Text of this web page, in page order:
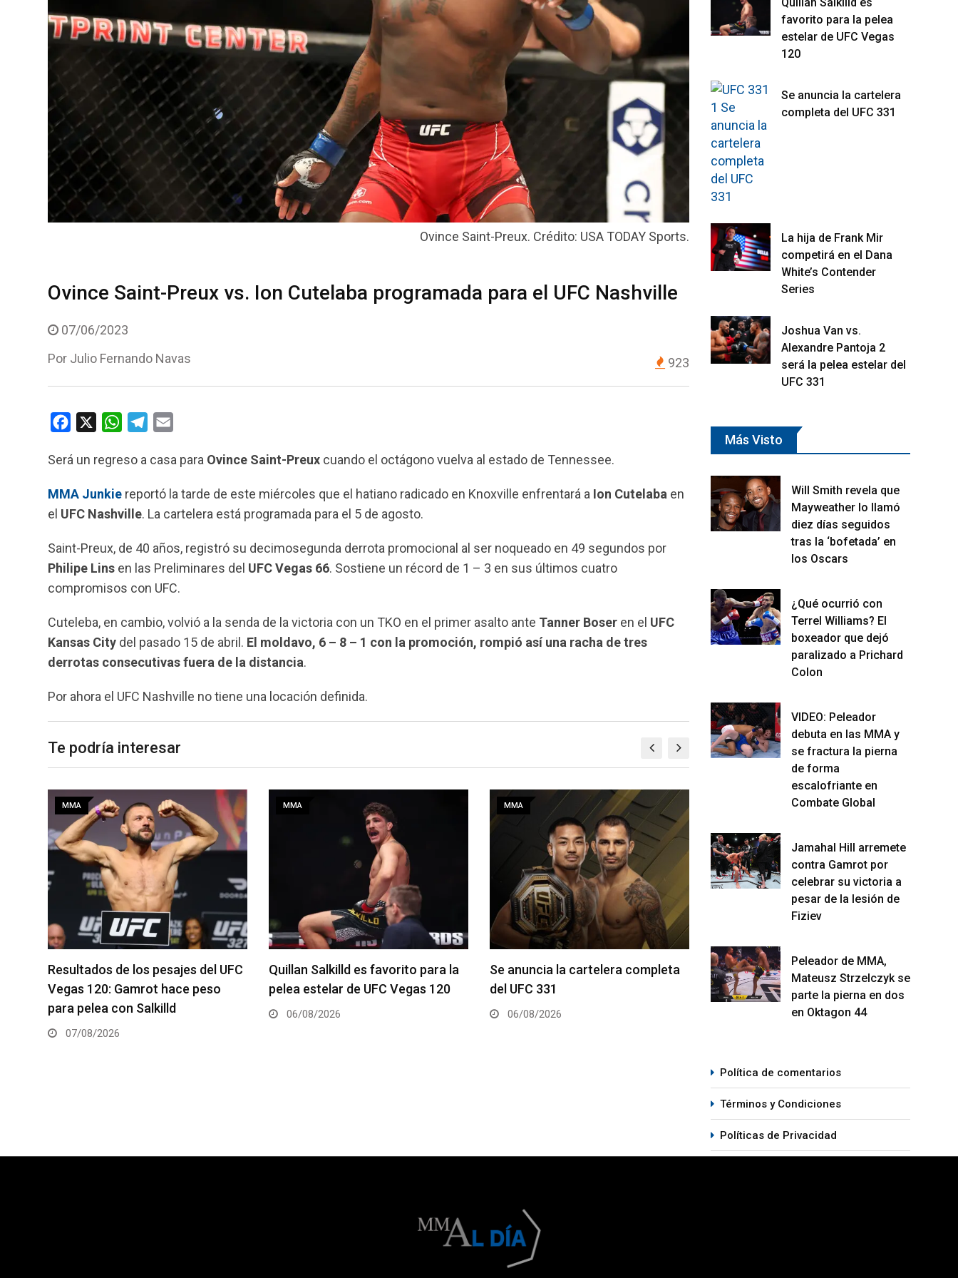
Ovince Saint-Preux. Crédito: USA TODAY Sports.
Ovince Saint-Preux vs. Ion Cutelaba programada para el UFC Nashville
07/06/2023
Por Julio Fernando Navas 923
c
b
o
o
k
W
a
s
A
p
g
r
a
m
a
l
Será un regreso a casa para Ovince Saint-Preux cuando el octágono vuelva al estado de Tennessee.
MMA Junkie reportó la tarde de este miércoles que el hatiano radicado en Knoxville enfrentará a Ion Cutelaba en
el UFC Nashville. La cartelera está programada para el 5 de agosto.
Saint-Preux, de 40 años, registró su decimosegunda derrota promocional al ser noqueado en 49 segundos por
Philipe Lins en las Preliminares del UFC Vegas 66. Sostiene un récord de 1 – 3 en sus últimos cuatro
compromisos con UFC.
Cuteleba, en cambio, volvió a la senda de la victoria con un TKO en el primer asalto ante Tanner Boser en el UFC
Kansas City del pasado 15 de abril. El moldavo, 6 – 8 – 1 con la promoción, rompió así una racha de tres
derrotas consecutivas fuera de la distancia.
Por ahora el UFC Nashville no tiene una locación definida.
Te podría interesar
MMA
Quillan Salkilld es favorito para la
pelea estelar de UFC Vegas 120
06/08/2026
MMA
Se anuncia la cartelera completa
del UFC 331
06/08/2026
MMA
La hija de Frank Mir competirá en
el Dana White’s Contender Series
05/08/2026
Joshua Van vs. Alexandre Pantoja
2 será la pelea estelar del UFC 331
favorito para la pelea
estelar de UFC Vegas
120
Se anuncia la cartelera
completa del UFC 331
La hija de Frank Mir
competirá en el Dana
White’s Contender
Series
Joshua Van vs.
Alexandre Pantoja 2
será la pelea estelar del
UFC 331
Más Visto
Will Smith revela que
Mayweather lo llamó
diez días seguidos
tras la ‘bofetada’ en
los Oscars
¿Qué ocurrió con
Terrel Williams? El
boxeador que dejó
paralizado a Prichard
Colon
VIDEO: Peleador
debuta en las MMA y
se fractura la pierna
de forma
escalofriante en
Combate Global
Jamahal Hill arremete
contra Gamrot por
celebrar su victoria a
pesar de la lesión de
Fiziev
Peleador de MMA,
Mateusz Strzelczyk se
parte la pierna en dos
en Oktagon 44
Política de comentarios
Términos y Condiciones
Políticas de Privacidad